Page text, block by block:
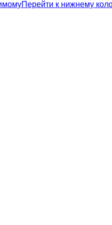
Перейти к нижнему